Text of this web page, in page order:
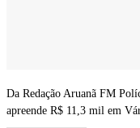
Da Redação Aruanã FM
apreende R$ 11,3 mil em